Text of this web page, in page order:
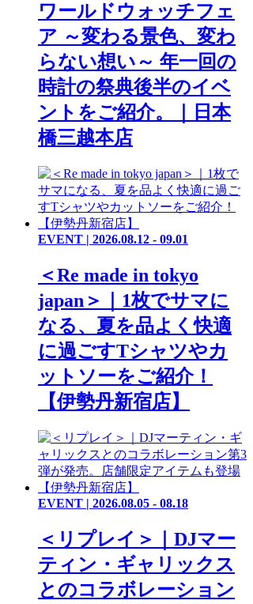
ワールドウォッチフェ
ア ～変わる景色、変わ
らない想い～ 年一回の
時計の祭典後半のイベ
ントをご紹介。｜日本
橋三越本店
EVENT | 2026.08.12 - 09.01
＜Re made in tokyo
japan＞｜1枚でサマに
なる、夏を品よく快適
に過ごすTシャツやカ
ットソーをご紹介！
【伊勢丹新宿店】
EVENT | 2026.08.05 - 08.18
＜リプレイ＞｜DJマー
ティン・ギャリックス
とのコラボレーション